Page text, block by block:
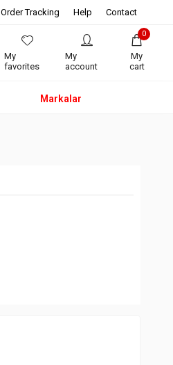
Order Tracking Help Contact
My
favorites
My
account
0
My
cart
Markalar